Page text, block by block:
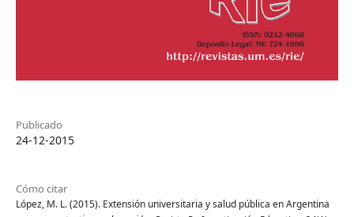
Publicado
24-12-2015
Cómo citar
López, M. L. (2015). Extensión universitaria y salud pública en Argentina